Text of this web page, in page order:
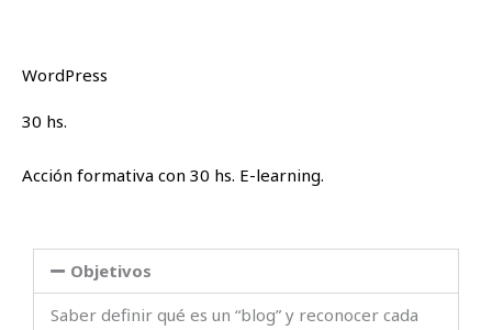
WordPress
30 hs.
Acción formativa con 30 hs. E-learning.
Objetivos
Saber definir qué es un “blog” y reconocer cada